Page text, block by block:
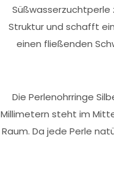
Struktur und schafft
einen fließenden
Die Perlenohrringe
Millimetern steht im
Raum. Da jede Perle